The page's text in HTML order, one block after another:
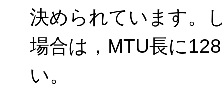
決められています。
場合は，MTU長に
い。